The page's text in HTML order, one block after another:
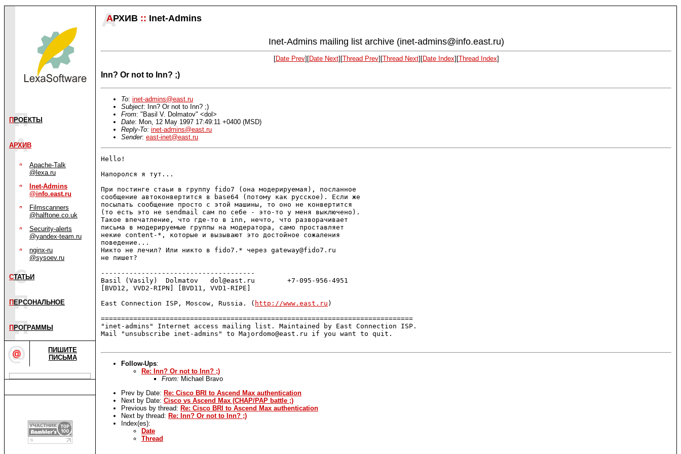
П РОЕКТЫ
АРХИВ
Apache-Talk
@lexa.ru
Inet-Admins
@info.east.ru
Filmscanners
@halftone.co.uk
Security-alerts
@yandex-team.ru
nginx-ru
@sysoev.ru
СТАТЬИ
П ЕРСОНАЛЬНОЕ
П РОГРАММЫ
ПИШИТЕ
ПИСЬМА
АРХИВ :: Inet-Admins
Inet-Admins mailing list archive (inet-admins@info.east.ru)
[Date Prev][Date Next][Thread Prev][Thread Next][Date Index][Thread Index]
Inn? Or not to Inn? ;)
To: inet-admins@east.ru
Subject: Inn? Or not to Inn? ;)
From: "Basil V. Dolmatov" <dol>
Date: Mon, 12 May 1997 17:49:11 +0400 (MSD)
Reply-To: inet-admins@east.ru
Sender: east-inet@east.ru
Hello!
Напоролся я тут...
При постинге стаьи в группу fido7 (она модерируемая), посланное
сообщение автоконвертится в base64 (потому как русское). Если же
посылать сообщение просто с этой машины, то оно не конвертится
(то есть это не sendmail сам по себе - это-то у меня выключено).
Такое впечатление, что где-то в inn, нечто, что разворачивает
письма в модерируемые группы на модератора, само проставляет
некие content-*, которые и вызывают это достойное сожаления
поведение...
Никто не лечил? Или никто в fido7.* через gateway@fido7.ru
не пишет?
--------------------------------------
Basil (Vasily)  Dolmatov   dol@east.ru        +7-095-956-4951
[BVD12, VVD2-RIPN] [BVD11, VVD1-RIPE]
East Connection ISP, Moscow, Russia. ( http://www.east.ru )
=============================================================================
"inet-admins" Internet access mailing list. Maintained by East Connection ISP.
Mail "unsubscribe inet-admins" to Majordomo@east.ru if you want to quit.
Follow-Ups:
Re: Inn? Or not to Inn? ;)
From: Michael Bravo
Prev by Date: Re: Cisco BRI to Ascend Max authentication
Next by Date: Cisco vs Ascend Max (CHAP/PAP battle ;)
Previous by thread: Re: Cisco BRI to Ascend Max authentication
Next by thread: Re: Inn? Or not to Inn? ;)
Index(es):
Date
Thread